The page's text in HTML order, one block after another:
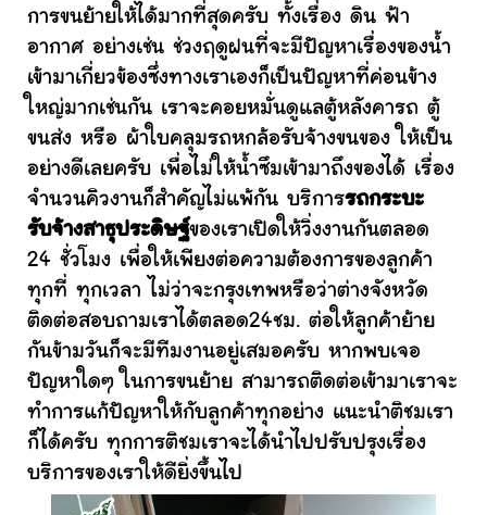
การขนย้ายให้ได้มากที่สุดครับ ทั้งเรื่อง ดิน ฟ้า
อากาศ อย่างเช่น ช่วงฤดูฝนที่จะมีปัญหาเรื่องของน้ำ
เข้ามาเกี่ยวข้องซึ่งทางเราเองก็เป็นปัญหาที่ค่อนข้าง
ใหญ่มากเช่นกัน เราจะคอยหมั่นดูแลตู้หลังคารถ ตู้
ขนส่ง หรือ ผ้าใบคลุมรถหกล้อรับจ้างขนของ ให้เป็น
อย่างดีเลยครับ เพื่อไม่ให้น้ำซึมเข้ามาถึงของได้ เรื่อง
จำนวนคิวงานก็สำคัญไม่แพ้กัน บริการรถกระบะ
รับจ้างสาธุประดิษฐ์ของเราเปิดให้วิ่งงานกันตลอด
24 ชั่วโมง เพื่อให้เพียงต่อความต้องการของลูกค้า
ทุกที่ ทุกเวลา ไม่ว่าจะกรุงเทพหรือว่าต่างจังหวัด
ติดต่อสอบถามเราได้ตลอด24ชม. ต่อให้ลูกค้าย้าย
กันข้ามวันก็จะมีทีมงานอยู่เสมอครับ หากพบเจอ
ปัญหาใดๆ ในการขนย้าย สามารถติดต่อเข้ามาเราจะ
ทำการแก้ปัญหาให้กับลูกค้าทุกอย่าง แนะนำติชมเรา
ก็ได้ครับ ทุกการติชมเราจะได้นำไปปรับปรุงเรื่อง
บริการของเราให้ดียิ่งขึ้นไป